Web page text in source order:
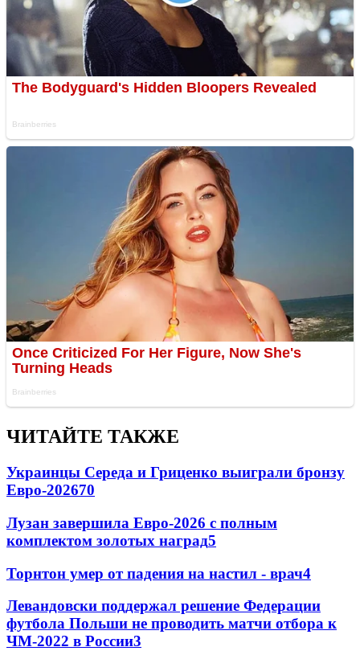
ЧИТАЙТЕ ТАКЖЕ
Украинцы Середа и Гриценко выиграли бронзу
Евро-202670
Лузан завершила Евро-2026 с полным
комплектом золотых наград5
Торнтон умер от падения на настил - врач4
Левандовски поддержал решение Федерации
футбола Польши не проводить матчи отбора к
ЧМ-2022 в России3